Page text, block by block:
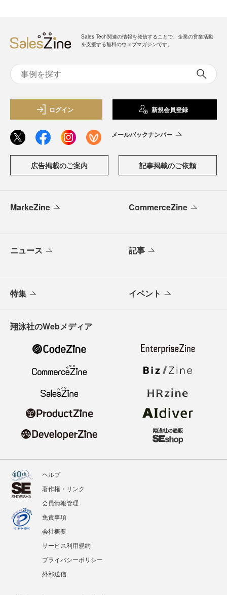
Sales Tech関連の情報を発信することで、企業の営業活動
を支援する無料のウェブマガジンです。
ログイン 新規会員登録
メールバックナンバー
広告掲載のご案内 記事掲載のご依頼
MarkeZine CommerceZine
ニュース 記事
特集 イベント
翔泳社のWebメディア
ヘルプ
著作権・リンク
会員情報管理
免責事項
会社概要
サービス利用規約
プライバシーポリシー
外部送信